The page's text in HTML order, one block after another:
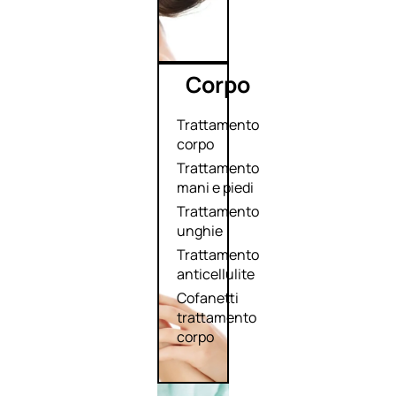
Corpo
Trattamento
corpo
Trattamento
mani e piedi
Trattamento
unghie
Trattamento
anticellulite
Cofanetti
trattamento
corpo